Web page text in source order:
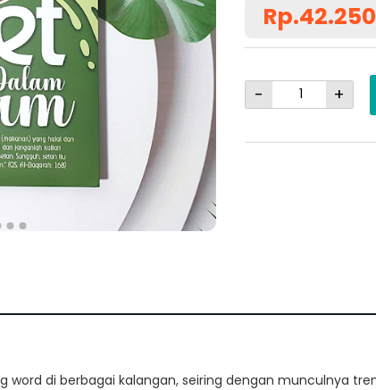
Rp.42.250
- +
word di berbagai kalangan, seiring dengan munculnya